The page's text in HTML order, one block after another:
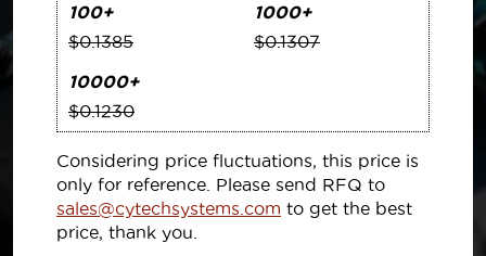
100+
$0.1385
1000+
$0.1307
10000+
$0.1230
Considering price fluctuations, this price is
only for reference. Please send RFQ to
sales@cytechsystems.com to get the best
price, thank you.